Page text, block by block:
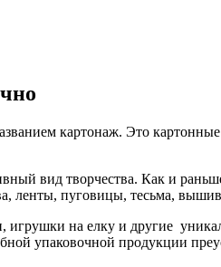
картонаж. Это
вид творчества. Как и
ленты, пуговицы, тесьма,
игрушки на елку и другие
упаковочной продукции